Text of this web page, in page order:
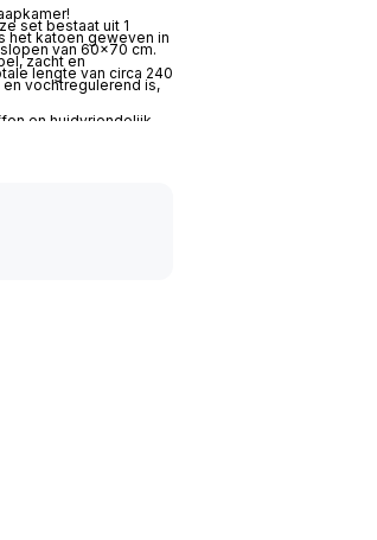
het katoen geweven in
zacht en
vochtregulerend is,
set bestaat uit 1
van 60×70 cm.
lengte van circa 240
en huidvriendelijk.